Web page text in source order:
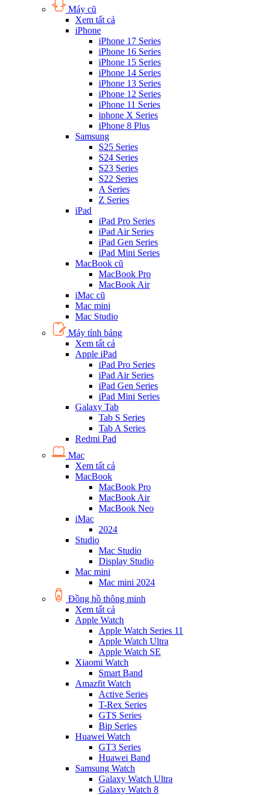
Máy cũ
Xem tất cả
iPhone
iPhone 17 Series
iPhone 16 Series
iPhone 15 Series
iPhone 14 Series
iPhone 13 Series
iPhone 12 Series
iPhone 11 Series
iphone X Series
iPhone 8 Plus
Samsung
S25 Series
S24 Series
S23 Series
S22 Series
A Series
Z Series
iPad
iPad Pro Series
iPad Air Series
iPad Gen Series
iPad Mini Series
MacBook cũ
MacBook Pro
MacBook Air
iMac cũ
Mac mini
Mac Studio
Máy tính bảng
Xem tất cả
Apple iPad
iPad Pro Series
iPad Air Series
iPad Gen Series
iPad Mini Series
Galaxy Tab
Tab S Series
Tab A Series
Redmi Pad
Mac
Xem tất cả
MacBook
MacBook Pro
MacBook Air
MacBook Neo
iMac
2024
Studio
Mac Studio
Display Studio
Mac mini
Mac mini 2024
Đồng hồ thông minh
Xem tất cả
Apple Watch
Apple Watch Series 11
Apple Watch Ultra
Apple Watch SE
Xiaomi Watch
Smart Band
Amazfit Watch
Active Series
T-Rex Series
GTS Series
Bip Series
Huawei Watch
GT3 Series
Huawei Band
Samsung Watch
Galaxy Watch Ultra
Galaxy Watch 8